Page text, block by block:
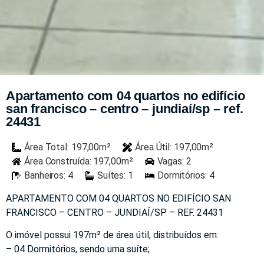
Apartamento com 04 quartos no edifício
san francisco – centro – jundiaí/sp – ref.
24431
Área Total: 197,00m²
Área Útil: 197,00m²
Área Construída: 197,00m²
Vagas: 2
Banheiros: 4
Suítes: 1 Dormitórios: 4
APARTAMENTO COM 04 QUARTOS NO EDIFÍCIO SAN
FRANCISCO – CENTRO – JUNDIAÍ/SP – REF. 24431
O imóvel possui 197m² de área útil, distribuídos em:
– 04 Dormitórios, sendo uma suíte;